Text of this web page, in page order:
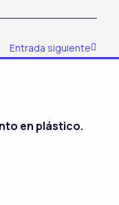
Entrada siguiente
en plástico.